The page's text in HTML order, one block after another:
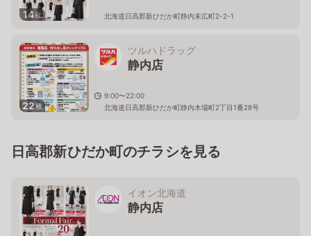
14枚 北海道日高郡新ひだか町静内末広町2-2-1
22枚
ツルハドラッグ
静内店
9:00〜22:00
北海道日高郡新ひだか町静内木場町2丁目1番28号
日高郡新ひだか町のチラシを見る
イオン北海道
静内店